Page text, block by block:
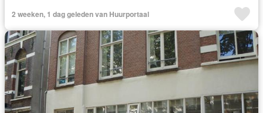
2 weeken, 1 dag geleden van Huurportaal